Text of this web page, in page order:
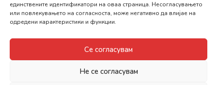
единствените идентификатори на оваа страница. Несогласувањето
или повлекувањето на согласноста, може негативно да влијае на
одредени карактеристики и функции.
Се согласувам
Не се согласувам